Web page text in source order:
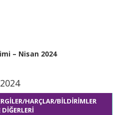
– Nisan 2024
HARÇLAR/BİLDİRİMLER
DİĞERLERİ